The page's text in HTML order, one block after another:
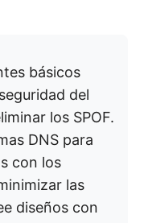
básicos
del
los SPOF.
DNS para
con los
las
diseños con